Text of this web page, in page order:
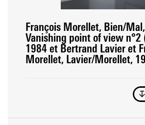
François Morellet, Bien/
Vanishing point of view n°2
1984 et Bertrand Lavier et
Morellet, Lavier/Morellet,